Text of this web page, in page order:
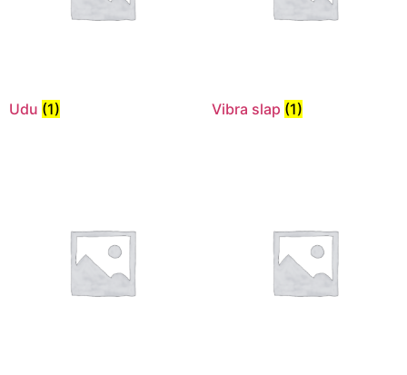
Udu (1) Vibra slap (1)